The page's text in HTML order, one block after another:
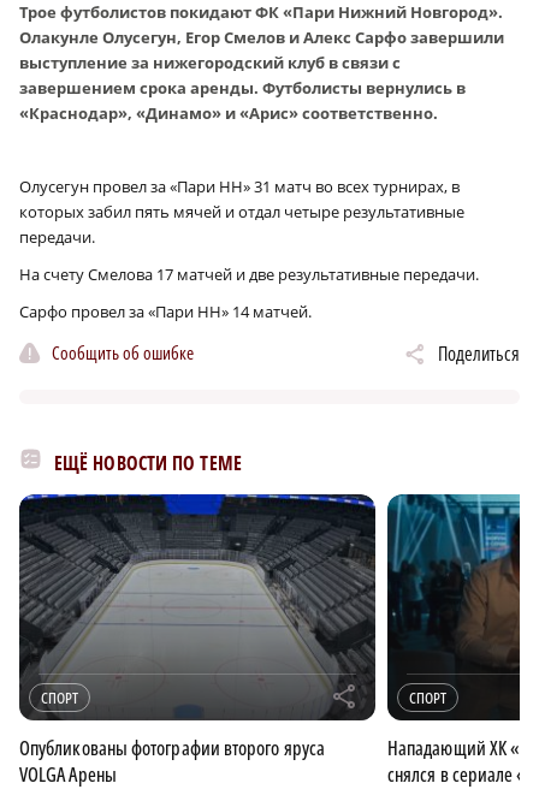
Трое футболистов покидают ФК «Пари Нижний Новгород».
Олакунле Олусегун, Егор Смелов и Алекс Сарфо завершили
выступление за нижегородский клуб в связи с
завершением срока аренды. Футболисты вернулись в
«Краснодар», «Динамо» и «Арис» соответственно.
Олусегун провел за «Пари НН» 31 матч во всех турнирах, в
которых забил пять мячей и отдал четыре результативные
передачи.
На счету Смелова 17 матчей и две результативные передачи.
Сарфо провел за «Пари НН» 14 матчей.
Сообщить об ошибке Поделиться
ЕЩЁ НОВОСТИ ПО ТЕМЕ
СПОРТ r
Опубликованы фотографии второго яруса
VOLGA Арены
СПОРТ
Нападающий ХК
снялся в сериале